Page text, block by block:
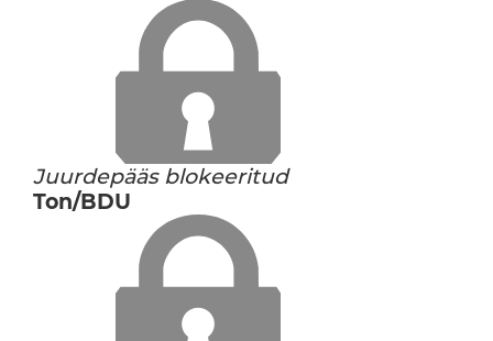
Juurdepääs blokeeritud
Ton/BDU